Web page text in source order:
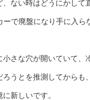
ない時はどうにかして
で廃盤になり手に入ら
さな穴が開いていて、
うとを推測してからも
新しいです。